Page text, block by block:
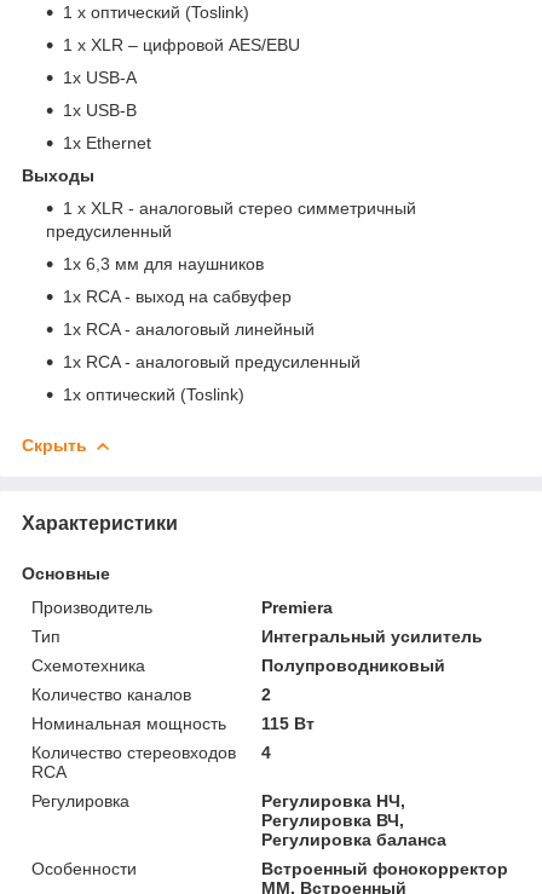
1 х оптический (Toslink)
1 х XLR – цифровой AES/EBU
1х USB-A
1x USB-B
1x Ethernet
Выходы
1 x XLR - аналоговый стерео симметричный
предусиленный
1х 6,3 мм для наушников
1х RCA - выход на сабвуфер
1х RCA - аналоговый линейный
1х RCA - аналоговый предусиленный
1х оптический (Toslink)
Скрыть
Характеристики
Основные
Производитель
Premiera
Тип
Интегральный усилитель
Схемотехника
Полупроводниковый
Количество каналов
2
Номинальная мощность
115 Вт
Количество стереовходов
RCA
4
Регулировка
Регулировка НЧ,
Регулировка ВЧ,
Регулировка баланса
Особенности
Встроенный фонокорректор
ММ, Встроенный